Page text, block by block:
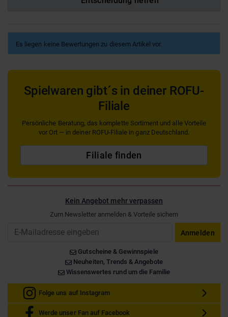
Es liegen keine Bewertungen zu diesem Artikel vor.
Spielwaren gibt´s in deiner ROFU-
Filiale
Persönliche Beratung, das komplette Sortiment und alle Vorteile
vor Ort — in deiner ROFU-Filiale in ganz Deutschland.
Filiale finden
Kein Angebot mehr verpassen
Zum Newsletter anmelden & Vorteile sichern
Anmelden
Gutscheine & Gewinnspiele
Neuheiten, Trends & Angebote
Wissenswertes rund um die Familie
Folge uns auf Instagram
Werde unser Fan auf Facebook